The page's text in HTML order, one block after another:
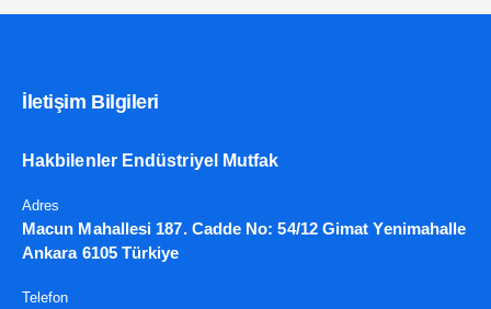
İletişim Bilgileri
Hakbilenler Endüstriyel Mutfak
Adres
Macun Mahallesi 187. Cadde No: 54/12 Gimat Yenimahalle
Ankara 6105 Türkiye
Telefon